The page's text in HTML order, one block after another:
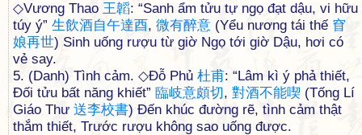
◇Vương Thao 王韜: “Sanh ẩm tửu tự ngọ đạt dậu, vi hữu
túy ý” 生飲酒自午達酉, 微有醉意 (Yểu nương tái thế 窅
娘再世) Sinh uống rượu từ giờ Ngọ tới giờ Dậu, hơi có
vẻ say.
5. (Danh) Tình cảm. ◇Đỗ Phủ 杜甫: “Lâm kì ý phả thiết,
Đối tửu bất năng khiết” 臨岐意頗切, 對酒不能喫 (Tống Lí
Giáo Thư 送李校書) Đến khúc đường rẽ, tình cảm thật
thắm thiết, Trước rượu không sao uống được.